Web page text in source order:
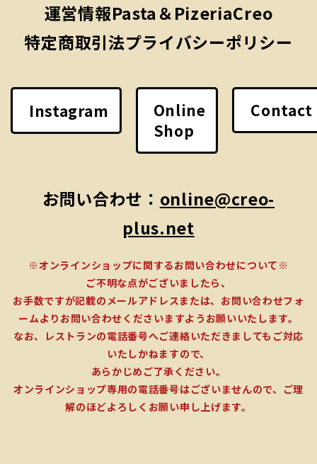
運営情報Pasta＆PizeriaCreo
特定商取引法プライバシーポリシー
Instagram
Online
Shop
Contact
お問い合わせ： online@creo-
plus.net
※オンラインショップに関するお問い合わせについて※
ご不明な点がございましたら、
お手数ですが記載のメールアドレスまたは、お問い合わせフォ
ームよりお問い合わせくださいますようお願いいたします。
なお、レストランの電話番号へご連絡いただきましてもご対応
いたしかねますので、
あらかじめご了承ください。
オンラインショップ専用の電話番号はございませんので、ご理
解のほどよろしくお願い申し上げます。